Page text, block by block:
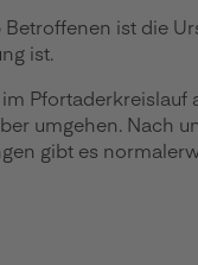
ist die
ist.
umgehen. Nach
gibt es